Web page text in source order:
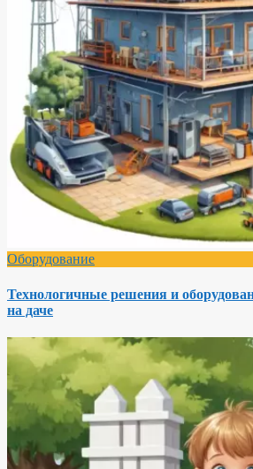
Оборудование
Технологичные решения и
на даче